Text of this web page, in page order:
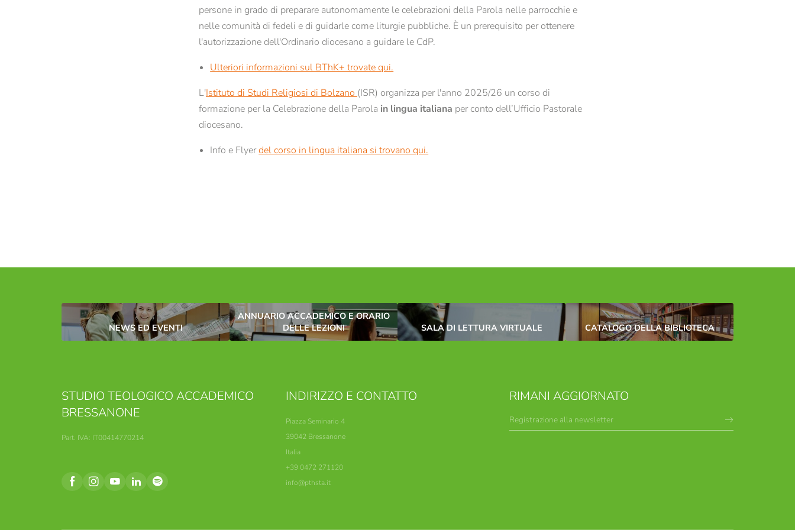
Semestre esterno a Bressanone
Formazione teologico-pastorale
Giornate di studio
Offerte per scuole
persone in grado di preparare autonomamente le celebrazioni della Parola nelle parrocchie e
nelle comunità di fedeli e di guidarle come liturgie pubbliche. È un prerequisito per ottenere
l'autorizzazione dell'Ordinario diocesano a guidare le CdP.
Ulteriori informazioni sul BThK+ trovate qui.
L'Istituto di Studi Religiosi di Bolzano (ISR) organizza per l'anno 2025/26 un corso di
formazione per la Celebrazione della Parola in lingua italiana per conto dell’Ufficio Pastorale
diocesano.
Info e Flyerdel corso in lingua italiana si trovano qui.
NEWS ED EVENTI
ANNUARIO ACCADEMICO E ORARIO
DELLE LEZIONI
SALA DI LETTURA VIRTUALE CATALOGO DELLA BIBLIOTECA
STUDIO TEOLOGICO ACCADEMICO
BRESSANONE
Part. IVA: IT00414770214
INDIRIZZO E CONTATTO
Piazza Seminario 4
39042 Bressanone
Italia
+39 0472 271120
info@pthsta.it
RIMANI AGGIORNATO
Registrazione alla newsletter
Cognome*
E-mail*
Consenso marketing*